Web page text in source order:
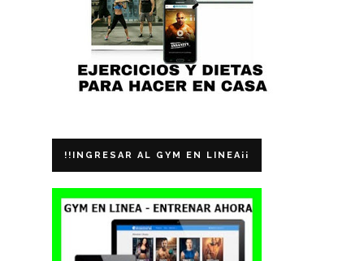
!!INGRESAR AL GYM EN LINEA¡¡